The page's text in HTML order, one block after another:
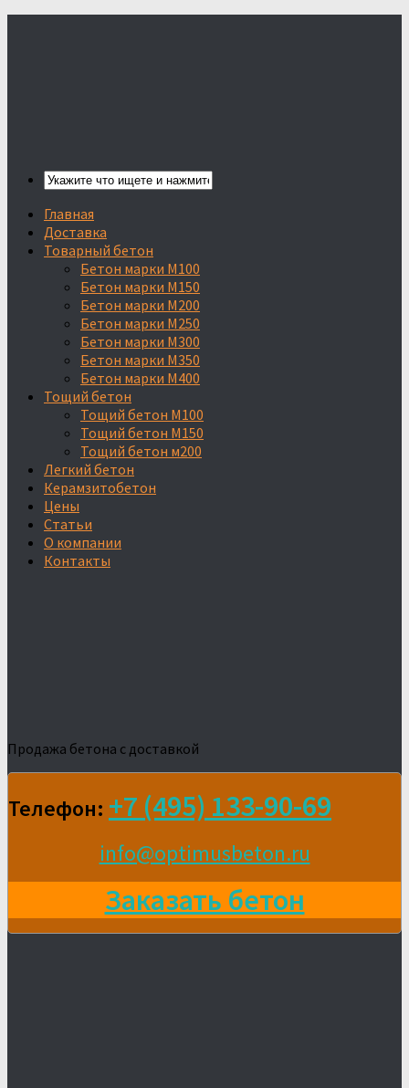
Главная
Доставка
Товарный бетон
Бетон марки М100
Бетон марки М150
Бетон марки М200
Бетон марки М250
Бетон марки М300
Бетон марки М350
Бетон марки М400
Тощий бетон
Тощий бетон М100
Тощий бетон М150
Тощий бетон м200
Легкий бетон
Керамзитобетон
Цены
Статьи
О компании
Контакты
Продажа бетона с доставкой
Телефон: +7 (495) 133-90-69
info@optimusbeton.ru
Заказать бетон